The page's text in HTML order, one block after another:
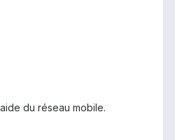
du réseau mobile.